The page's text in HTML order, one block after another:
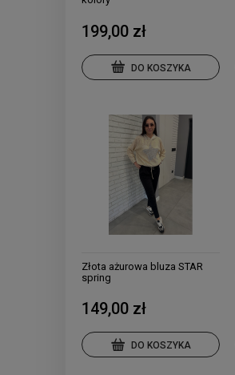
199,00 zł
DO KOSZYKA
Złota ażurowa bluza STAR
spring
149,00 zł
DO KOSZYKA